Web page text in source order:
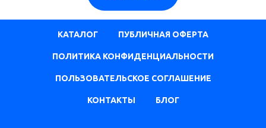
КАТАЛОГ ПУБЛИЧНАЯ ОФЕРТА
ПОЛИТИКА КОНФИДЕНЦИАЛЬНОСТИ
ПОЛЬЗОВАТЕЛЬСКОЕ СОГЛАШЕНИЕ
КОНТАКТЫ БЛОГ